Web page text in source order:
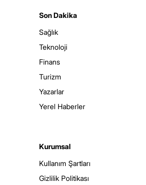
Son Dakika
Sağlık
Teknoloji
Finans
Turizm
Yazarlar
Yerel Haberler
Kurumsal
Kullanım Şartları
Gizlilik Politikası